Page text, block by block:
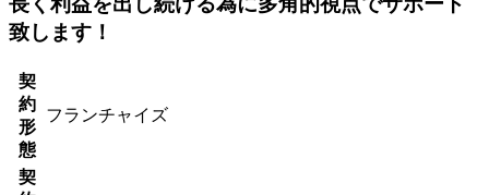
致します！
契
約
形
態
フランチャイズ
契